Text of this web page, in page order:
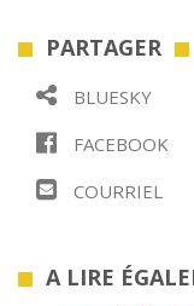
PARTAGER
BLUESKY
FACEBOOK
COURRIEL
A LIRE